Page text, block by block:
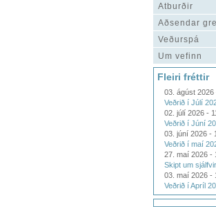
Atburðir
Aðsendar
Veðurspá
Um vefinn
Fleiri fréttir
03. ágúst 2026
Veðrið í Júlí
02. júlí 2026 -
Veðrið í Júní
03. júní 2026 -
Veðrið í maí
27. maí 2026 -
Skipt um
03. maí 2026 -
Veðrið í Apríl